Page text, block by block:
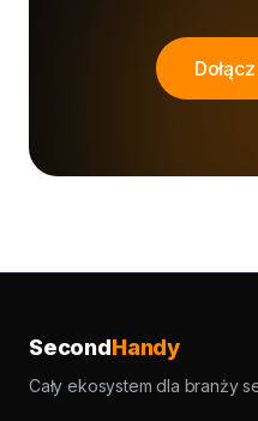
SecondHandy
Cały ekosystem dla branży